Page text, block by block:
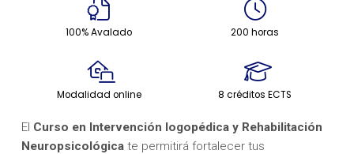
100% Avalado 200 horas
Modalidad online 8 créditos ECTS
El Curso en Intervención logopédica y Rehabilitación
Neuropsicológicate permitirá fortalecer tus